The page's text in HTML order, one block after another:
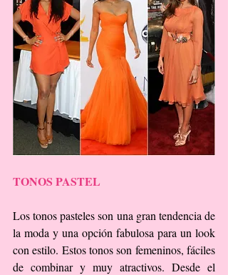
TONOS PASTEL
Los tonos pasteles son una gran tendencia de
la moda y una opción fabulosa para un look
con estilo. Estos tonos son femeninos, fáciles
de combinar y muy atractivos. Desde el